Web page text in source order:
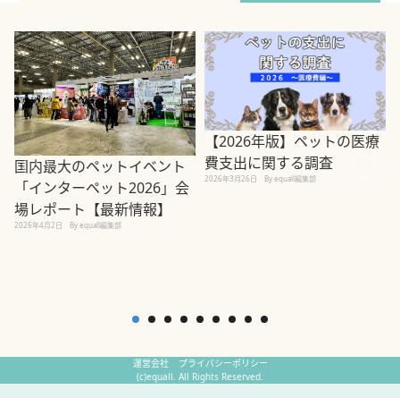
国内最大のペットイベント
「インターペット2026」会
場レポート【最新情報】
2026年4月2日 By equall編集部
【2026年版】ペットの医療
費支出に関する調査
2026年3月26日 By equall編集部
運営会社
プライバシーポリシー
(c)equall. All Rights Reserved.